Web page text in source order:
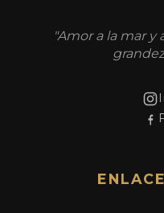
"Amor a la mar y